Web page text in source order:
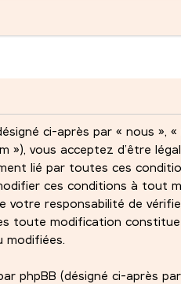
ci-après par « nous »,
»), vous acceptez d’être
lié par toutes ces
ces conditions à
votre responsabilité de
toute modification
modifiées.
phpBB (désigné ci-après par